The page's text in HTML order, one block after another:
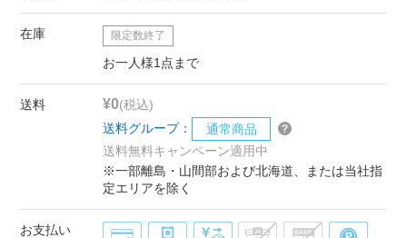
在庫 限定数終了
お一人様1点まで
送料 ¥0(税込)
送料グループ：
通常商品
送料無料キャンペーン適用中
※一部離島・山間部および北海道、または当社指
定エリアを除く
お支払い